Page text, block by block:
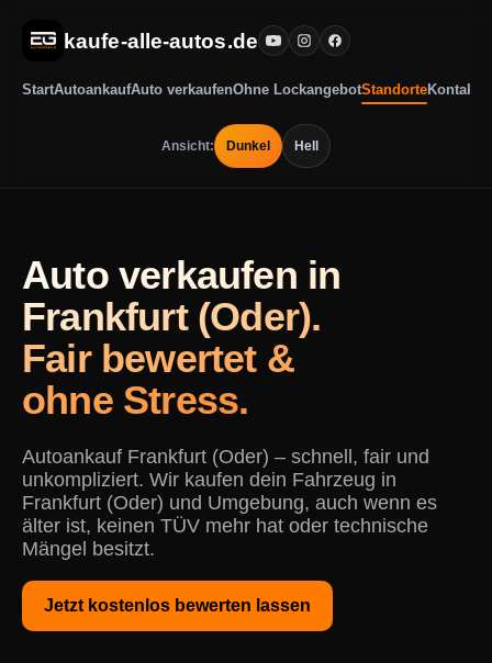
kaufe-alle-autos.de
StartAutoankaufAuto verkaufenOhne LockangebotStandorteKontakt
Ansicht: Dunkel Hell
Auto verkaufen in
Frankfurt (Oder).
Fair bewertet &
ohne Stress.
Autoankauf Frankfurt (Oder) – schnell, fair und
unkompliziert. Wir kaufen dein Fahrzeug in
Frankfurt (Oder) und Umgebung, auch wenn es
älter ist, keinen TÜV mehr hat oder technische
Mängel besitzt.
Jetzt kostenlos bewerten lassen